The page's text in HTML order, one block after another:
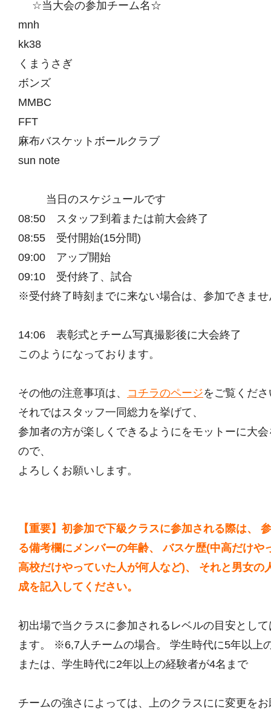
☆当大会の参加チーム名☆
mnh
kk38
くまうさぎ
ボンズ
MMBC
FFT
麻布バスケットボールクラブ
sun note
当日のスケジュールです
08:50 スタッフ到着または前大会終了
08:55 受付開始(15分間)
09:00 アップ開始
09:10 受付終了、試合
※受付終了時刻までに来ない場合は、参加できませ
14:06 表彰式とチーム写真撮影後に大会終了
このようになっております。
その他の注意事項は、 コチラのページをご覧くだ
それではスタッフ一同総力を挙げて、
参加者の方が楽しくできるようにをモットーに大
ので、
よろしくお願いします。
【重要】初参加で下級クラスに参加される際は、
る備考欄にメンバーの年齢、 バスケ歴(中高だけや
高校だけやっていた人が何人など)、 それと男女の
成を記入してください。
初出場で当クラスに参加されるレベルの目安とし
ます。 ※6,7人チームの場合。 学生時代に5年以上
または、学生時代に2年以上の経験者が4名まで
チームの強さによっては、上のクラスにに変更を